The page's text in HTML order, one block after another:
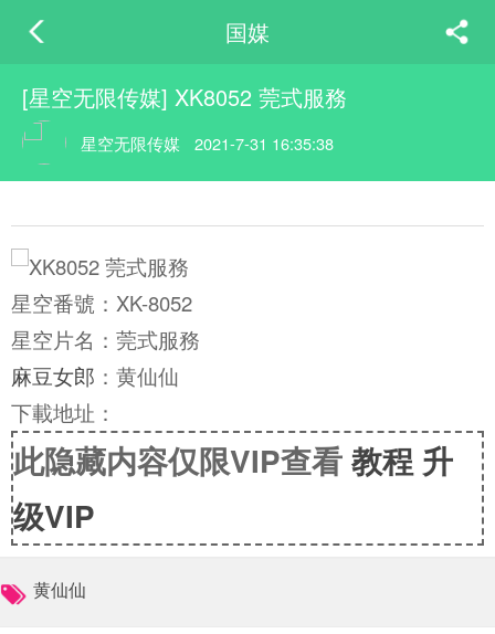
国媒
[星空无限传媒] XK8052 莞式服務
星空无限传媒 2021-7-31 16:35:38
星空番號：XK-8052
星空片名：莞式服務
麻豆女郎 ：黄仙仙
下載地址：
此隐藏内容仅限VIP查看 教程 升
级VIP
黄仙仙